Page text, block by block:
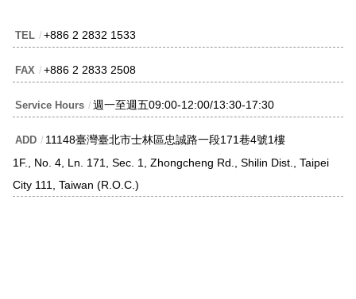
TEL /+886 2 2832 1533
FAX /+886 2 2833 2508
Service Hours /週一至週五09:00-12:00/13:30-17:30
ADD / 11148臺灣臺北市士林區忠誠路一段171巷4號1樓
1F., No. 4, Ln. 171, Sec. 1, Zhongcheng Rd., Shilin Dist., Taipei
City 111, Taiwan (R.O.C.)